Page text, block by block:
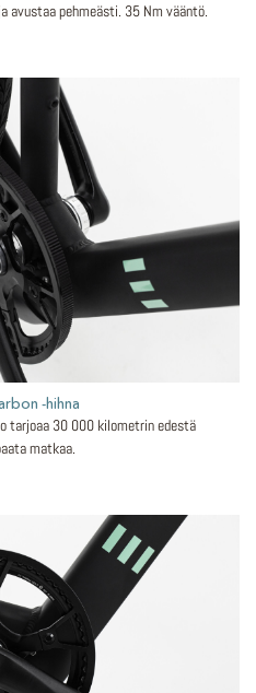
avustaa pehmeästi. 35 Nm vääntö.
-hihna
tarjoaa 30 000 kilometrin edestä
matkaa.